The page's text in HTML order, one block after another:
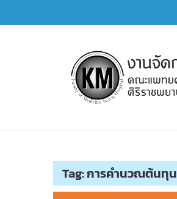
to
Tag:การคำนวณต้นทุน